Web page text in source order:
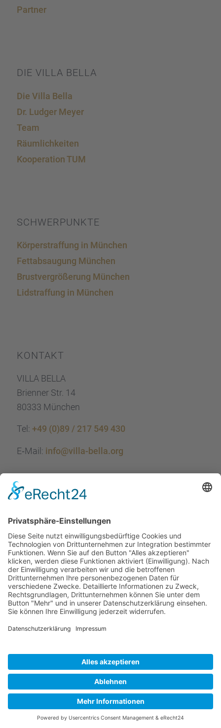
Partner
DIE VILLA BELLA
Die Villa Bella
Dr. Ludger Meyer
Team
Räumlich­kei­ten
Koope­ra­tion TUM
SCHWER­PUNKTE
Körper­straf­fung in München
Fettab­sau­gung München
Brust­ver­grö­ße­rung München
Lidstraf­fung in München
KONTAKT
VILLA BELLA
Brien­ner Str. 14
80333 München
Tel: +49 (0)89 / 217 549 430
E‑Mail: info@villa-bella.org
ÖFFNUNGS­ZEI­TEN
Mo-Do: 09:00 — 20:00 Uhr
Fr: 09:00 — 18:00 Uhr
Sa*: 10:00 — 18:00 Uhr
*auf Anfrage 3x im Monat
© Copyright 2024 - Villa Bella |Cookie-
Einstellungen|Kontakt|Datenschutz|
Barrierefreiheitserklärung|Impressum